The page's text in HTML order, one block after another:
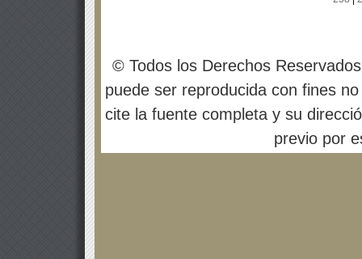
© Todos los Derechos
puede ser reproducida con fines
cite la fuente completa y su
previo por